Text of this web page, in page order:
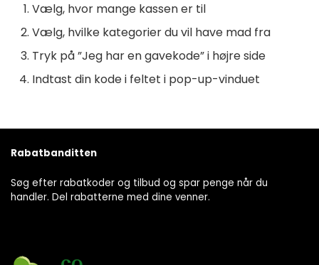
Vælg, hvor mange kassen er til
Vælg, hvilke kategorier du vil have mad fra
Tryk på ”Jeg har en gavekode” i højre side
Indtast din kode i feltet i pop-up-vinduet
Rabatbanditten
Søg efter rabatkoder og tilbud og spar penge når du
handler. Del rabatterne med dine venner.